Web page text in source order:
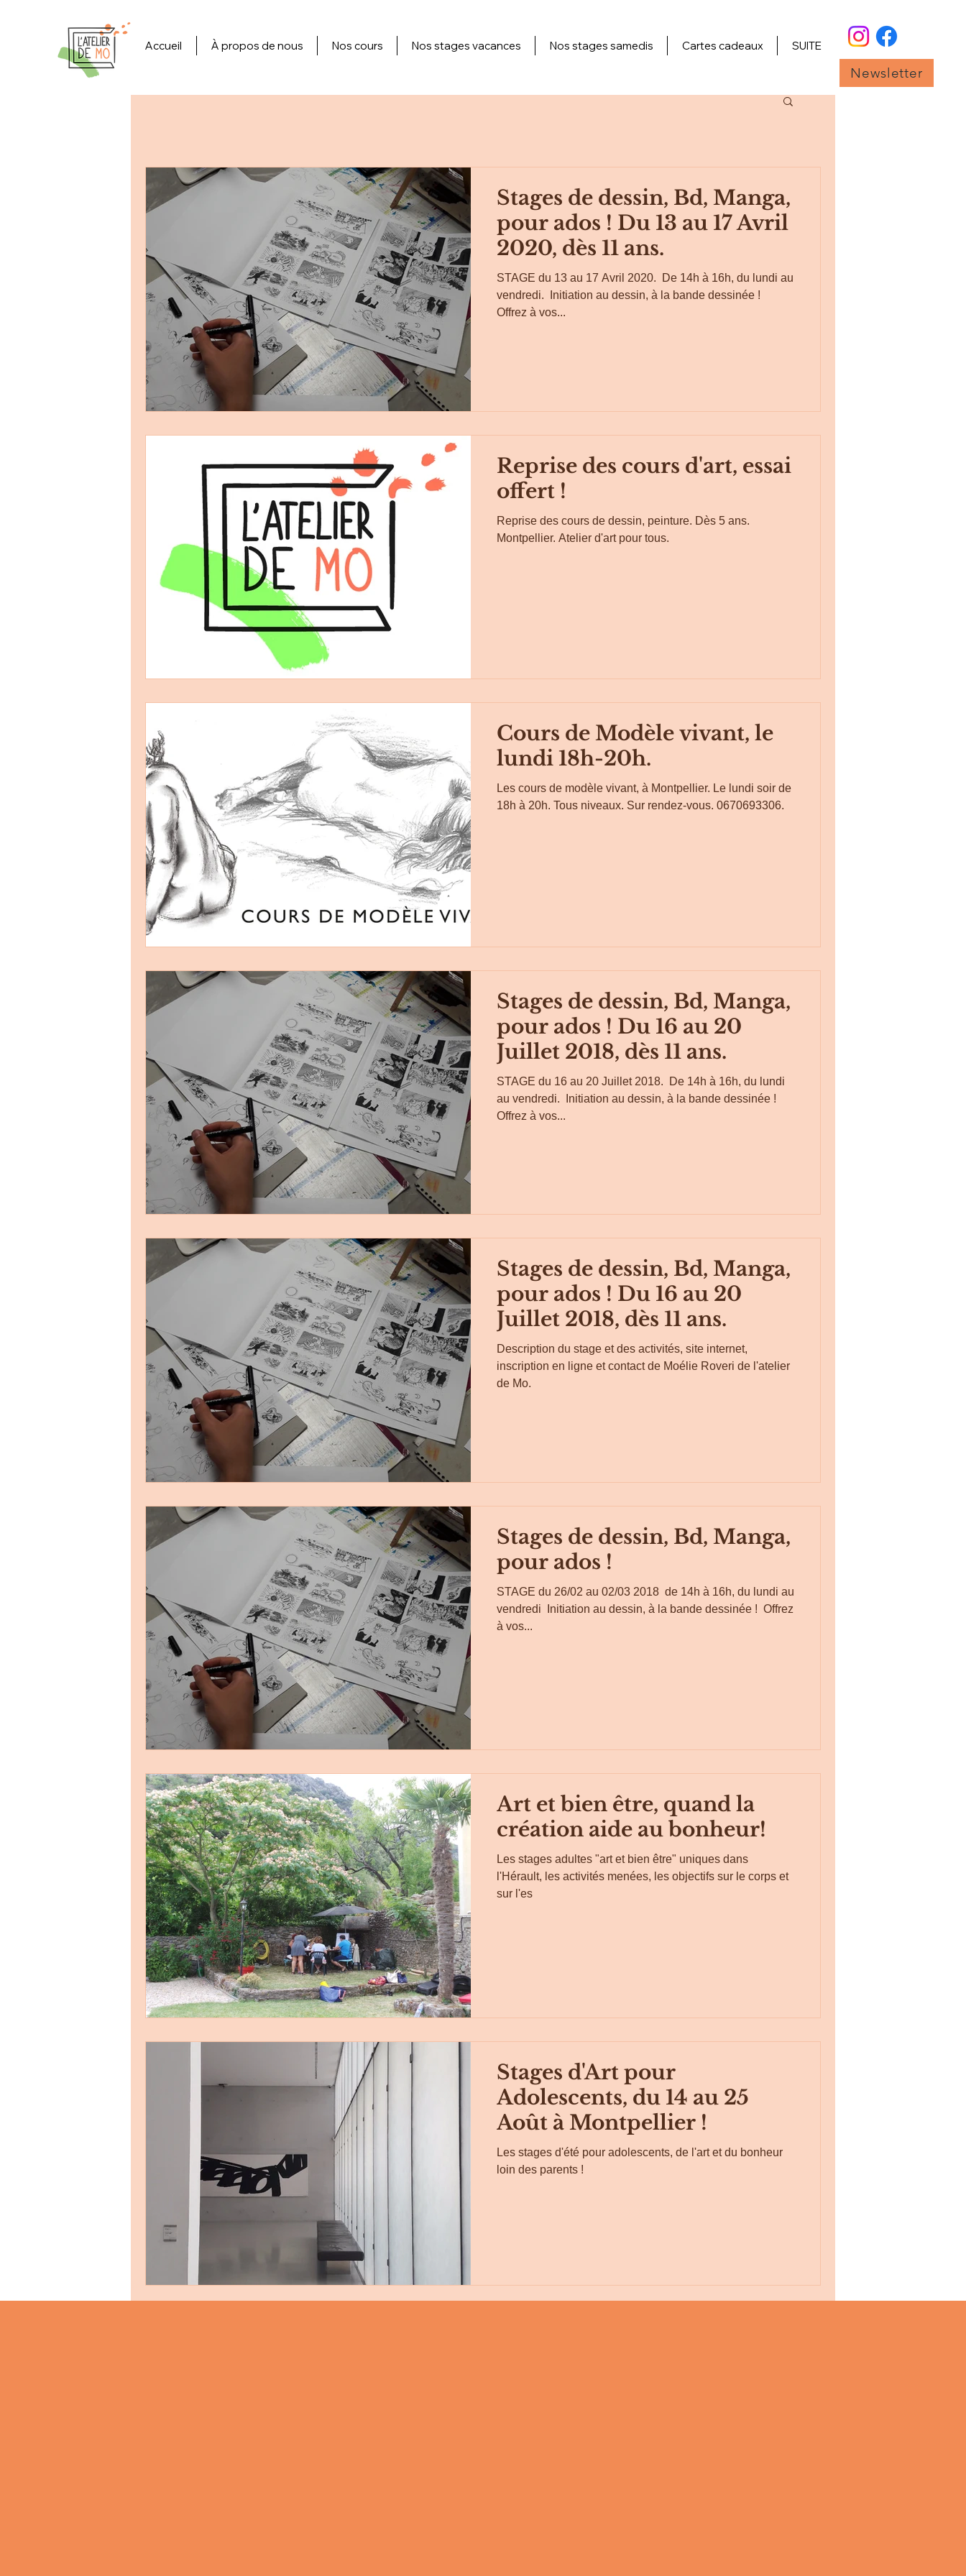
Accueil À propos de nous Nos cours Nos stages vacances Nos stages samedis Cartes cadeaux SUITE
Newsletter
Stages de dessin, Bd, Manga,
pour ados ! Du 13 au 17 Avril
2020, dès 11 ans.
STAGE du 13 au 17 Avril 2020. ​ De 14h à 16h, du lundi au
vendredi. ​ Initiation au dessin, à la bande dessinée ! ​
Offrez à vos...
Reprise des cours d'art, essai
offert !
Reprise des cours de dessin, peinture. Dès 5 ans.
Montpellier. Atelier d'art pour tous.
Cours de Modèle vivant, le
lundi 18h-20h.
Les cours de modèle vivant, à Montpellier. Le lundi soir de
18h à 20h. Tous niveaux. Sur rendez-vous. 0670693306.
Stages de dessin, Bd, Manga,
pour ados ! Du 16 au 20
Juillet 2018, dès 11 ans.
STAGE du 16 au 20 Juillet 2018. ​ De 14h à 16h, du lundi
au vendredi. ​ Initiation au dessin, à la bande dessinée ! ​
Offrez à vos...
Stages de dessin, Bd, Manga,
pour ados ! Du 16 au 20
Juillet 2018, dès 11 ans.
Description du stage et des activités, site internet,
inscription en ligne et contact de Moélie Roveri de l'atelier
de Mo.
Stages de dessin, Bd, Manga,
pour ados !
STAGE du 26/02 au 02/03 2018 ​ de 14h à 16h, du lundi au
vendredi ​ Initiation au dessin, à la bande dessinée ! ​ Offrez
à vos...
Art et bien être, quand la
création aide au bonheur!
Les stages adultes "art et bien être" uniques dans
l'Hérault, les activités menées, les objectifs sur le corps et
sur l'es
Stages d'Art pour
Adolescents, du 14 au 25
Août à Montpellier !
Les stages d'été pour adolescents, de l'art et du bonheur
loin des parents !